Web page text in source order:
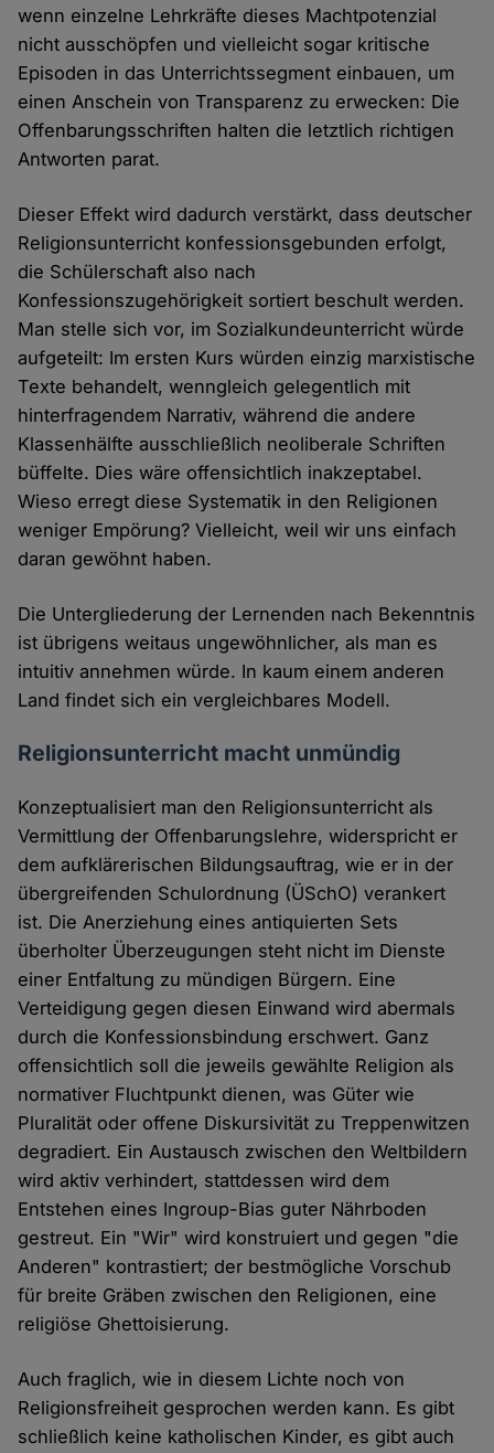
wenn einzelne Lehrkräfte dieses Machtpotenzial
nicht ausschöpfen und vielleicht sogar kritische
Episoden in das Unterrichtssegment einbauen, um
einen Anschein von Transparenz zu erwecken: Die
Offenbarungsschriften halten die letztlich richtigen
Antworten parat.
Dieser Effekt wird dadurch verstärkt, dass deutscher
Religionsunterricht konfessionsgebunden erfolgt,
die Schülerschaft also nach
Konfessionszugehörigkeit sortiert beschult werden.
Man stelle sich vor, im Sozialkundeunterricht würde
aufgeteilt: Im ersten Kurs würden einzig marxistische
Texte behandelt, wenngleich gelegentlich mit
hinterfragendem Narrativ, während die andere
Klassenhälfte ausschließlich neoliberale Schriften
büffelte. Dies wäre offensichtlich inakzeptabel.
Wieso erregt diese Systematik in den Religionen
weniger Empörung? Vielleicht, weil wir uns einfach
daran gewöhnt haben.
Die Untergliederung der Lernenden nach Bekenntnis
ist übrigens weitaus ungewöhnlicher, als man es
intuitiv annehmen würde. In kaum einem anderen
Land findet sich ein vergleichbares Modell.
Religionsunterricht macht unmündig
Konzeptualisiert man den Religionsunterricht als
Vermittlung der Offenbarungslehre, widerspricht er
dem aufklärerischen Bildungsauftrag, wie er in der
übergreifenden Schulordnung (ÜSchO) verankert
ist. Die Anerziehung eines antiquierten Sets
überholter Überzeugungen steht nicht im Dienste
einer Entfaltung zu mündigen Bürgern. Eine
Verteidigung gegen diesen Einwand wird abermals
durch die Konfessionsbindung erschwert. Ganz
offensichtlich soll die jeweils gewählte Religion als
normativer Fluchtpunkt dienen, was Güter wie
Pluralität oder offene Diskursivität zu Treppenwitzen
degradiert. Ein Austausch zwischen den Weltbildern
wird aktiv verhindert, stattdessen wird dem
Entstehen eines Ingroup-Bias guter Nährboden
gestreut. Ein "Wir" wird konstruiert und gegen "die
Anderen" kontrastiert; der bestmögliche Vorschub
für breite Gräben zwischen den Religionen, eine
religiöse Ghettoisierung.
Auch fraglich, wie in diesem Lichte noch von
Religionsfreiheit gesprochen werden kann. Es gibt
schließlich keine katholischen Kinder, es gibt auch